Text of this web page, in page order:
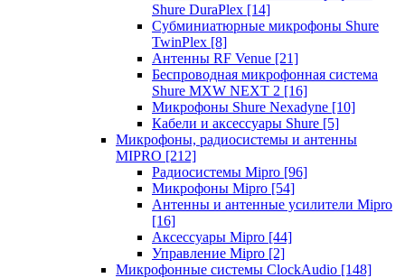
Shure DuraPlex [14]
Субминиатюрные микрофоны Shure
TwinPlex [8]
Антенны RF Venue [21]
Беспроводная микрофонная система
Shure MXW NEXT 2 [16]
Микрофоны Shure Nexadyne [10]
Кабели и аксессуары Shure [5]
Микрофоны, радиосистемы и антенны
MIPRO [212]
Радиосистемы Mipro [96]
Микрофоны Mipro [54]
Антенны и антенные усилители Mipro
[16]
Аксессуары Mipro [44]
Управление Mipro [2]
Микрофонные системы ClockAudio [148]